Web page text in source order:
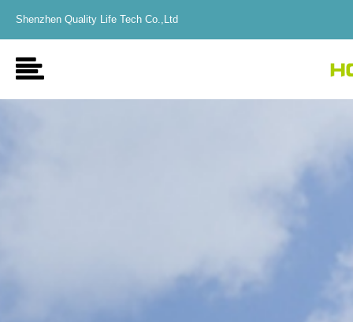
Shenzhen Quality Life Tech Co.,Ltd